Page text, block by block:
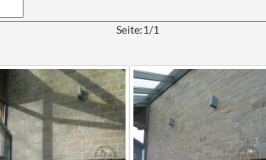
Seite:1/1